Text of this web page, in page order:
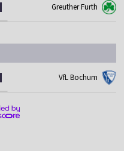
Greuther Furth
VfL Bochum